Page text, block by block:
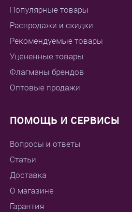
Популярные товары
Распродажи и скидки
Рекомендуемые товары
Уцененные товары
Флагманы брендов
Оптовые продажи
ПОМОЩЬ И СЕРВИСЫ
Вопросы и ответы
Статьи
Доставка
О магазине
Гарантия